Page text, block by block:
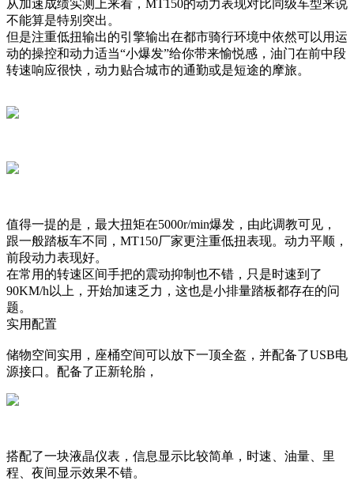
从加速成绩实测上来看，MT150的动力表现对比同级车型来说
不能算是特别突出。
但是注重低扭输出的引擎输出在都市骑行环境中依然可以用运
动的操控和动力适当“小爆发”给你带来愉悦感，油门在前中段
转速响应很快，动力贴合城市的通勤或是短途的摩旅。
值得一提的是，最大扭矩在5000r/min爆发，由此调教可见，
跟一般踏板车不同，MT150厂家更注重低扭表现。动力平顺，
前段动力表现好。
在常用的转速区间手把的震动抑制也不错，只是时速到了
90KM/h以上，开始加速乏力，这也是小排量踏板都存在的问
题。
实用配置
储物空间实用，座桶空间可以放下一顶全盔，并配备了USB电
源接口。配备了正新轮胎，
搭配了一块液晶仪表，信息显示比较简单，时速、油量、里
程、夜间显示效果不错。